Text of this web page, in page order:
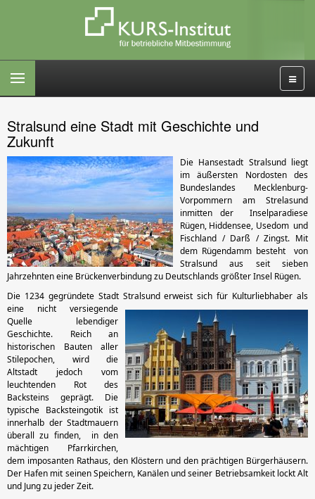
Stralsund eine Stadt mit Geschichte und
Zukunft
Die Hansestadt Stralsund liegt
im äußersten Nordosten des
Bundeslandes Mecklenburg-
Vorpommern am Strelasund
inmitten der Inselparadiese
Rügen, Hiddensee, Usedom und
Fischland / Darß / Zingst. Mit
dem Rügendamm besteht von
Stralsund aus seit sieben
Jahrzehnten eine Brückenverbindung zu Deutschlands größter Insel Rügen.
Die 1234 gegründete Stadt Stralsund erweist sich für Kulturliebhaber als
eine nicht versiegende
Quelle lebendiger
Geschichte. Reich an
historischen Bauten aller
Stilepochen, wird die
Altstadt jedoch vom
leuchtenden Rot des
Backsteins geprägt. Die
typische Backsteingotik ist
innerhalb der Stadtmauern
überall zu finden, in den
mächtigen Pfarrkirchen,
dem imposanten Rathaus, den Klöstern und den prächtigen Bürgerhäusern.
Der Hafen mit seinen Speichern, Kanälen und seiner Betriebsamkeit lockt Alt
und Jung zu jeder Zeit.